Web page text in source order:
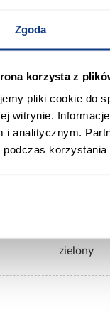
Zgoda
korzysta z
pliki cookie do
witrynie.
i analitycznym.
korzystania
58.50
61.00
zielony